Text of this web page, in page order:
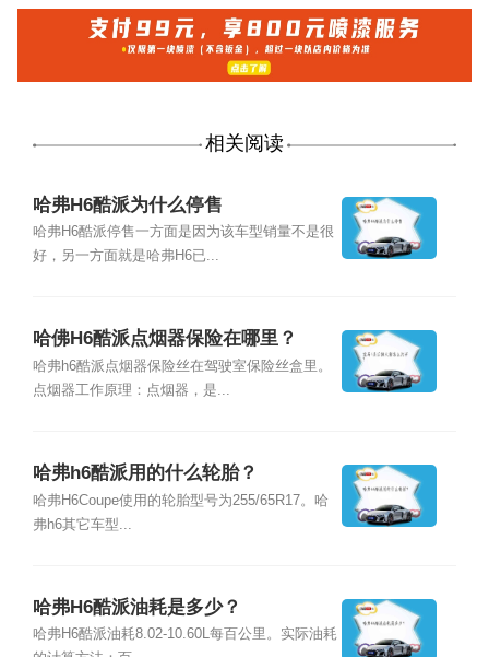
相关阅读
哈弗H6酷派为什么停售
哈弗H6酷派停售一方面是因为该车型销量不是很
好，另一方面就是哈弗H6已...
哈佛H6酷派点烟器保险在哪里？
哈弗h6酷派点烟器保险丝在驾驶室保险丝盒里。
点烟器工作原理：点烟器，是...
哈弗h6酷派用的什么轮胎？
哈弗H6Coupe使用的轮胎型号为255/65R17。哈
弗h6其它车型...
哈弗H6酷派油耗是多少？
哈弗H6酷派油耗8.02-10.60L每百公里。实际油耗